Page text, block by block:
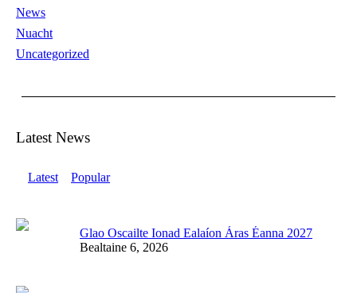
News
Nuacht
Uncategorized
Latest News
Latest Popular
Glao Oscailte Ionad Ealaíon Áras Éanna 2027
Bealtaine 6, 2026